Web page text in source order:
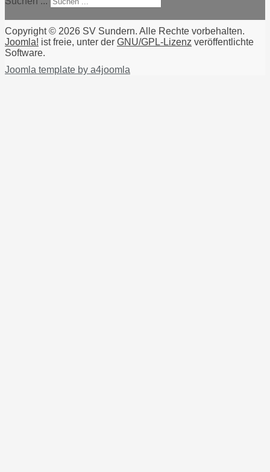
Copyright © 2026 SV Sundern. Alle Rechte vorbehalten.
Joomla! ist freie, unter der GNU/GPL-Lizenz veröffentlichte
Software.
Joomla template by a4joomla